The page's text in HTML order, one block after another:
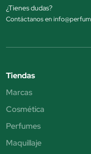
¿Tienes dudas?
Contáctanos en
Tiendas
Marcas
Cosmética
Perfumes
Maquillaje